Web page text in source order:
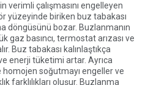
çalışmasını engelleyen
yüzeyinde biriken buz tabakası
döngüsünü bozar. Buzlanmanın
gaz basıncı, termostat arızası ve
Buz tabakası kalınlaştıkça
enerji tüketimi artar. Ayrıca
soğutmayı engeller ve
farklılıkları oluşur. Buzlanma